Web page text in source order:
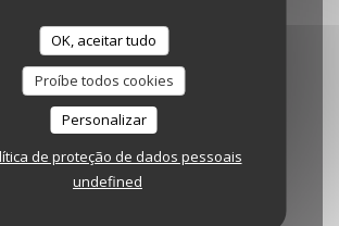
OK, aceitar tudo
Proíbe todos cookies
Personalizar
de proteção de dados pessoais
undefined
19:00 - 21:00
19:00 - 22:00
19:00 - 21:00
de pagamento